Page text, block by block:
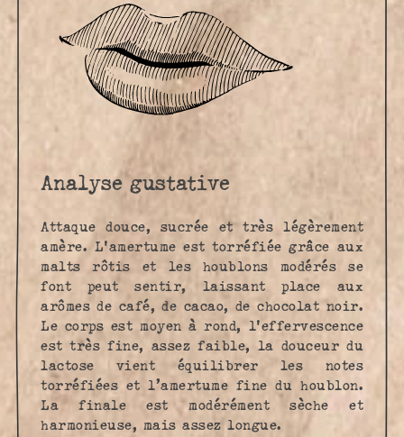
Analyse gustative
Attaque douce, sucrée et très légèrement
amère. L'amertume est torréfiée grâce aux
malts rôtis et les houblons modérés se
font peut sentir, laissant place aux
arômes de café, de cacao, de chocolat noir.
Le corps est moyen à rond, l'effervescence
est très fine, assez faible, la douceur du
lactose vient équilibrer les notes
torréfiées et l’amertume fine du houblon.
La finale est modérément sèche et
harmonieuse, mais assez longue.